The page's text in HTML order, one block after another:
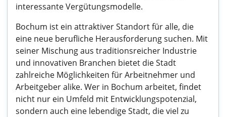
interessante Vergütungsmodelle.
Bochum ist ein attraktiver Standort für alle, die
eine neue berufliche Herausforderung suchen. Mit
seiner Mischung aus traditionsreicher Industrie
und innovativen Branchen bietet die Stadt
zahlreiche Möglichkeiten für Arbeitnehmer und
Arbeitgeber alike. Wer in Bochum arbeitet, findet
nicht nur ein Umfeld mit Entwicklungspotenzial,
sondern auch eine lebendige Stadt, die viel zu